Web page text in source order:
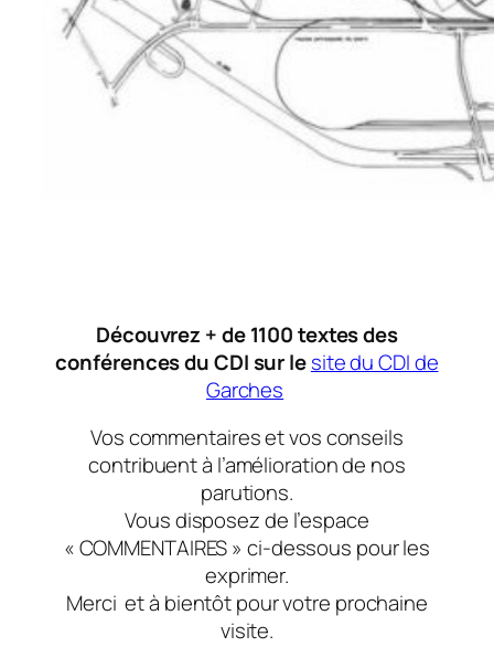
Découvrez + de 1100 textes des
conférences du CDI sur lesite du CDI de
Garches
Vos commentaires et vos conseils
contribuent à l’amélioration de nos
parutions.
Vous disposez de l’espace
« COMMENTAIRES » ci-dessous pour les
exprimer.
Merci et à bientôt pour votre prochaine
visite.